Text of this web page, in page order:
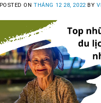
POSTED ONTHÁNG 12 28, 2022BY